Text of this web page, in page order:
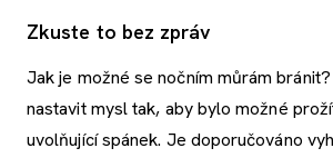
Zkuste to bez zpráv
Jak je možné se nočním můrám
nastavit mysl tak, aby bylo možné
uvolňující spánek. Je doporučováno